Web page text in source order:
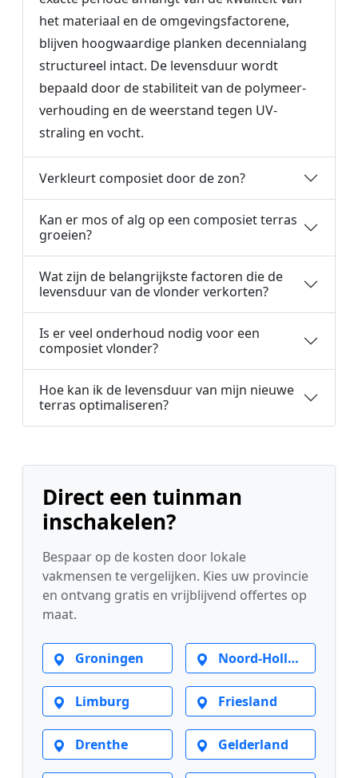
het materiaal en de omgevingsfactorene,
blijven hoogwaardige planken decennialang
structureel intact. De levensduur wordt
bepaald door de stabiliteit van de polymeer-
verhouding en de weerstand tegen UV-
straling en vocht.
Verkleurt composiet door de zon?
Kan er mos of alg op een composiet terras
groeien?
Wat zijn de belangrijkste factoren die de
levensduur van de vlonder verkorten?
Is er veel onderhoud nodig voor een
composiet vlonder?
Hoe kan ik de levensduur van mijn nieuwe
terras optimaliseren?
Direct een tuinman
inschakelen?
Bespaar op de kosten door lokale
vakmensen te vergelijken. Kies uw provincie
en ontvang gratis en vrijblijvend offertes op
maat.
Groningen Noord-Holland
Limburg Friesland
Drenthe Gelderland